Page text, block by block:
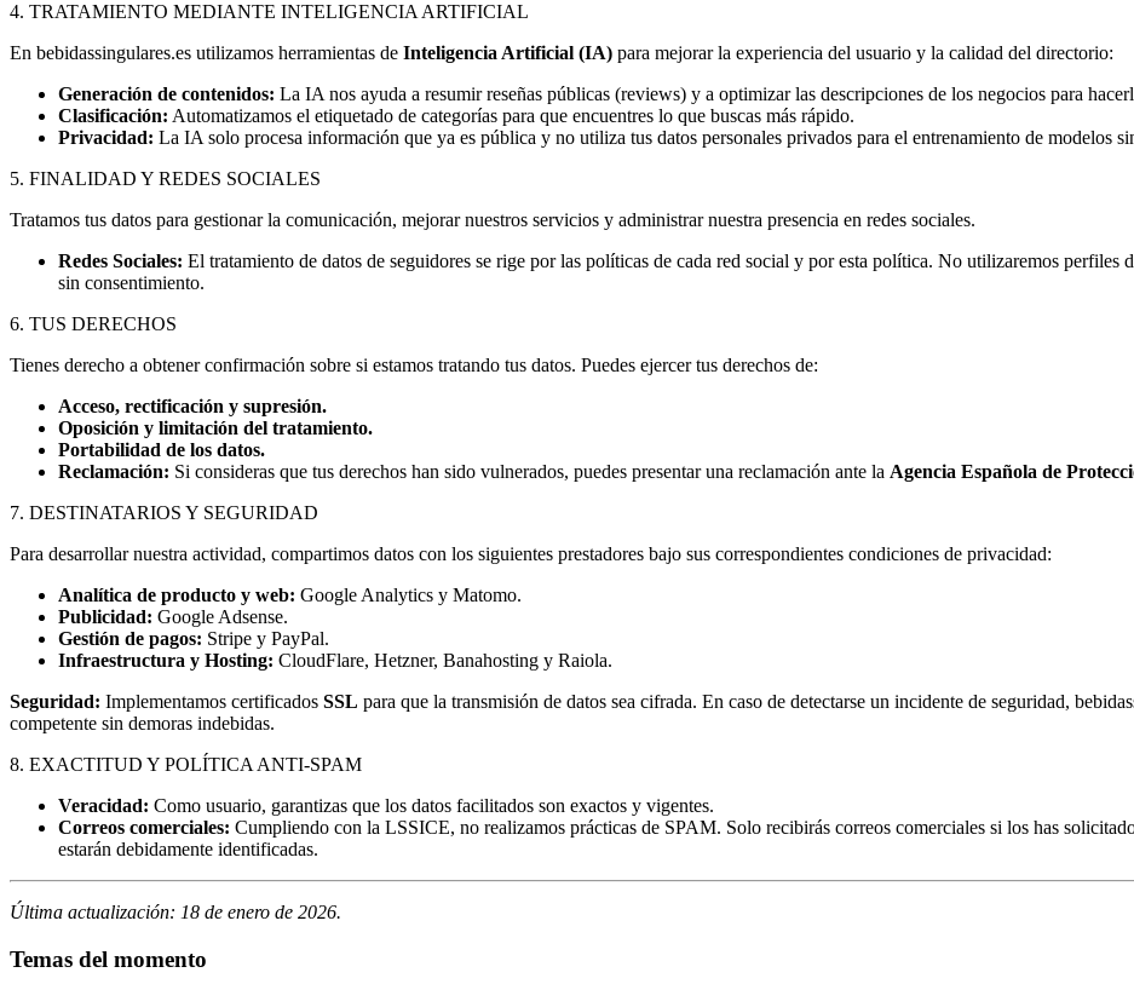
4. TRATAMIENTO MEDIANTE INTELIGENCIA ARTIFICIAL
En bebidassingulares.es utilizamos herramientas de Inteligencia Artificial (IA) para mejorar la experiencia del usuario y la calidad del directorio:
Generación de contenidos: La IA nos ayuda a resumir reseñas públicas (reviews) y a optimizar las descripciones de los negocios para
Clasificación: Automatizamos el etiquetado de categorías para que encuentres lo que buscas más rápido.
Privacidad: La IA solo procesa información que ya es pública y no utiliza tus datos personales privados para el entrenamiento de modelos
5. FINALIDAD Y REDES SOCIALES
Tratamos tus datos para gestionar la comunicación, mejorar nuestros servicios y administrar nuestra presencia en redes sociales.
Redes Sociales: El tratamiento de datos de seguidores se rige por las políticas de cada red social y por esta política. No utilizaremos
sin consentimiento.
6. TUS DERECHOS
Tienes derecho a obtener confirmación sobre si estamos tratando tus datos. Puedes ejercer tus derechos de:
Acceso, rectificación y supresión.
Oposición y limitación del tratamiento.
Portabilidad de los datos.
Reclamación: Si consideras que tus derechos han sido vulnerados, puedes presentar una reclamación ante la Agencia Española de
7. DESTINATARIOS Y SEGURIDAD
Para desarrollar nuestra actividad, compartimos datos con los siguientes prestadores bajo sus correspondientes condiciones de privacidad:
Analítica de producto y web: Google Analytics y Matomo.
Publicidad: Google Adsense.
Gestión de pagos: Stripe y PayPal.
Infraestructura y Hosting: CloudFlare, Hetzner, Banahosting y Raiola.
Seguridad: Implementamos certificados SSL para que la transmisión de datos sea cifrada. En caso de detectarse un incidente de seguridad,
competente sin demoras indebidas.
8. EXACTITUD Y POLÍTICA ANTI-SPAM
Veracidad: Como usuario, garantizas que los datos facilitados son exactos y vigentes.
Correos comerciales: Cumpliendo con la LSSICE, no realizamos prácticas de SPAM. Solo recibirás correos comerciales si los has
estarán debidamente identificadas.
Última actualización: 18 de enero de 2026.
Temas del momento